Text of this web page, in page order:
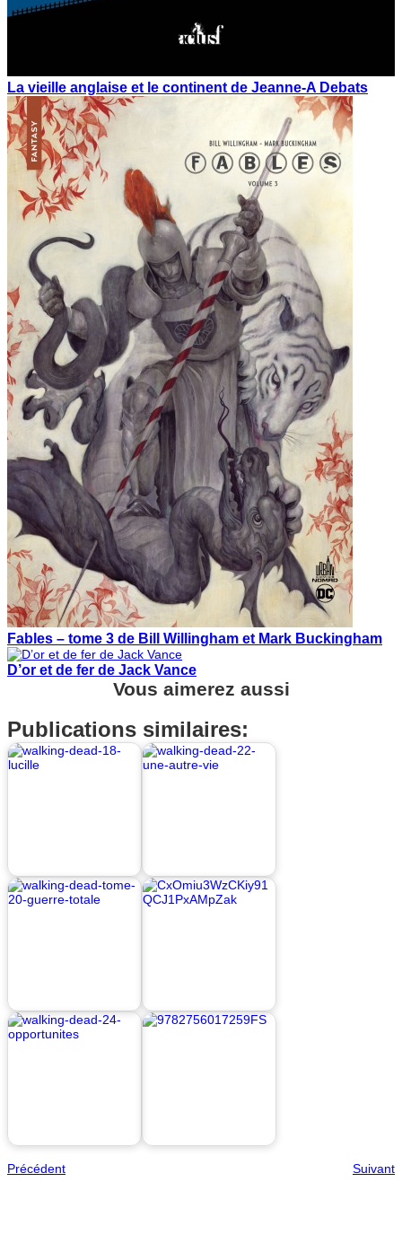
La vieille anglaise et le continent de Jeanne-A Debats
Fables – tome 3 de Bill Willingham et Mark Buckingham
D’or et de fer de Jack Vance
Vous aimerez aussi
Publications similaires:
Précédent Suivant